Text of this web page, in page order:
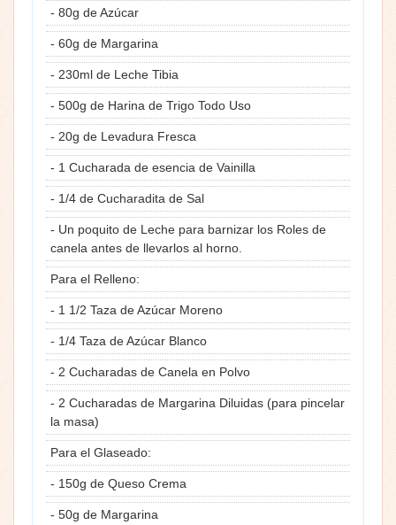
- 80g de Azúcar
- 60g de Margarina
- 230ml de Leche Tibia
- 500g de Harina de Trigo Todo Uso
- 20g de Levadura Fresca
- 1 Cucharada de esencia de Vainilla
- 1/4 de Cucharadita de Sal
- Un poquito de Leche para barnizar los Roles de
canela antes de llevarlos al horno.
Para el Relleno:
- 1 1/2 Taza de Azúcar Moreno
- 1/4 Taza de Azúcar Blanco
- 2 Cucharadas de Canela en Polvo
- 2 Cucharadas de Margarina Diluidas (para pincelar
la masa)
Para el Glaseado:
- 150g de Queso Crema
- 50g de Margarina